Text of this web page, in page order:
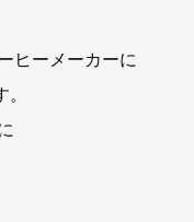
ヒーメーカーに